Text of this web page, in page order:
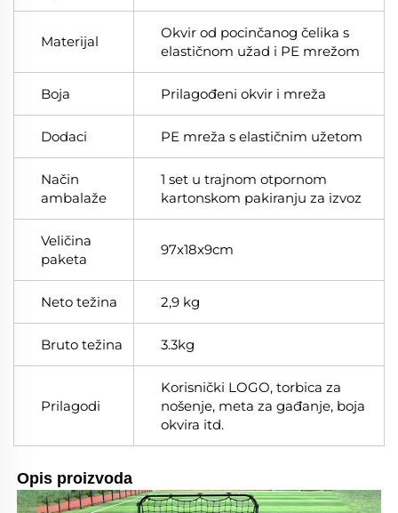
Materijal
Okvir od pocinčanog čelika s
elastičnom užad i PE mrežom
Boja Prilagođeni okvir i mreža
Dodaci PE mreža s elastičnim užetom
Način
ambalaže
1 set u trajnom otpornom
kartonskom pakiranju za izvoz
Veličina
paketa
97x18x9cm
Neto težina 2,9 kg
Bruto težina 3.3kg
Prilagodi
Korisnički LOGO, torbica za
nošenje, meta za gađanje, boja
okvira itd.
Opis proizvoda